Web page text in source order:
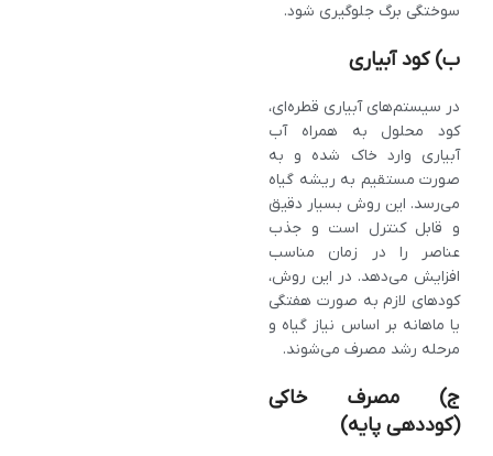
سوختگی برگ جلوگیری شود.
ب) کود آبیاری
در سیستم‌های آبیاری قطره‌ای،
کود محلول به همراه آب
آبیاری وارد خاک شده و به
صورت مستقیم به ریشه گیاه
می‌رسد. این روش بسیار دقیق
و قابل کنترل است و جذب
عناصر را در زمان مناسب
افزایش می‌دهد. در این روش،
کودهای لازم به صورت هفتگی
یا ماهانه بر اساس نیاز گیاه و
مرحله رشد مصرف می‌شوند.
ج) مصرف خاکی
(کوددهی پایه)